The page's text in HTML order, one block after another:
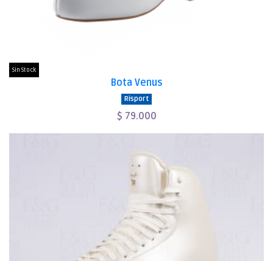
Sin Stock
Bota Venus
Risport
$ 79.000